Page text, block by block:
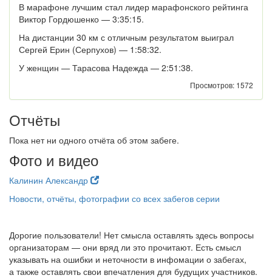
В марафоне лучшим стал лидер марафонского рейтинга
Виктор Гордюшенко — 3:35:15.
На дистанции 30 км с отличным результатом выиграл
Сергей Ерин (Серпухов) — 1:58:32.
У женщин — Тарасова Надежда — 2:51:38.
Просмотров: 1572
Отчёты
Пока нет ни одного отчёта об этом забеге.
Фото и видео
Калинин Александр
Новости, отчёты, фотографии со всех забегов серии
Дорогие пользователи! Нет смысла оставлять здесь вопросы
организаторам — они вряд ли это прочитают. Есть смысл
указывать на ошибки и неточности в инфомации о забегах,
а также оставлять свои впечатления для будущих участников.